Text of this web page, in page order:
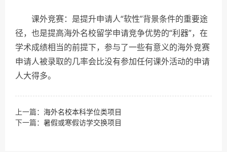
课外竞赛：是提升申请人“软性”背景条件的重要途
径，也是提高海外名校留学申请竞争优势的“利器”，在
学术成绩相当的前提下，参与了一些有意义的海外竞赛
申请人被录取的几率会比没有参加任何课外活动的申请
人大得多。
上一篇： 海外名校本科学位类项目
下一篇： 暑假或寒假访学交换项目